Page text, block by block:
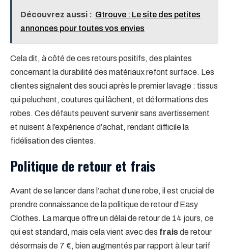
Découvrez aussi : Gtrouve : Le site des petites
annonces pour toutes vos envies
Cela dit, à côté de ces retours positifs, des plaintes
concernant la durabilité des matériaux refont surface. Les
clientes signalent des souci après le premier lavage : tissus
qui peluchent, coutures qui lâchent, et déformations des
robes. Ces défauts peuvent survenir sans avertissement
et nuisent à l’expérience d’achat, rendant difficile la
fidélisation des clientes.
Politique de retour et frais
Avant de se lancer dans l’achat d’une robe, il est crucial de
prendre connaissance de la politique de retour d’Easy
Clothes. La marque offre un délai de retour de 14 jours, ce
qui est standard, mais cela vient avec des fraisde retour
désormais de 7 €, bien augmentés par rapport à leur tarif